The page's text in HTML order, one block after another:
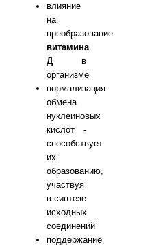
влияние
на
преобразование
витамина
Д в
организме
нормализация
обмена
нуклеиновых
кислот -
способствует
их
образованию,
участвуя
в синтезе
исходных
соединений
поддержание